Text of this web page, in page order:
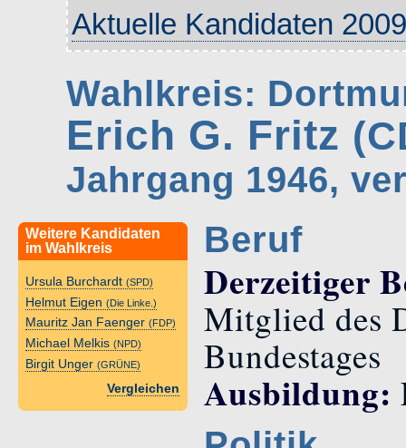
Aktuelle Kandidaten 2009
Wahlkreis:
Erich G. Fritz
Jahrgang 1946,
Weitere Kandidaten
im Wahlkreis
Ursula Burchardt (SPD)
Helmut Eigen (Die Linke.)
Mauritz Jan Faenger (FDP)
Michael Melkis (NPD)
Birgit Unger (GRÜNE)
Vergleichen
Beruf
Derzeitiger
Mitglied des
Bundestages
Ausbildung: